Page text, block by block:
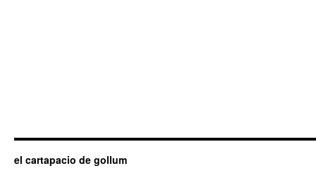
el cartapacio de gollum